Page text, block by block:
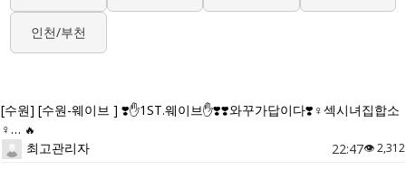
인천/부천
[수원] [수원-웨이브 ] ❣️✋️1ST.웨이브✋️❣️❣️와꾸가답이다❣️♀️섹시녀집합소
♀️… 🔥
최고관리자 22:47👁 2,312